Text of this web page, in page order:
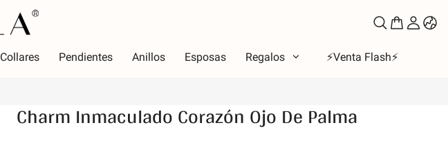
Collares Pendientes Anillos Esposas Regalos ⚡️Venta Flash⚡️
Tema
Charm Inmaculado Corazón Ojo De Palma